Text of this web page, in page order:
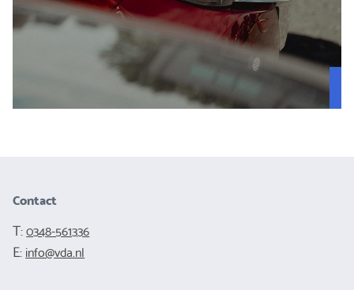
Contact
T:0348-561336
E:info@vda.nl